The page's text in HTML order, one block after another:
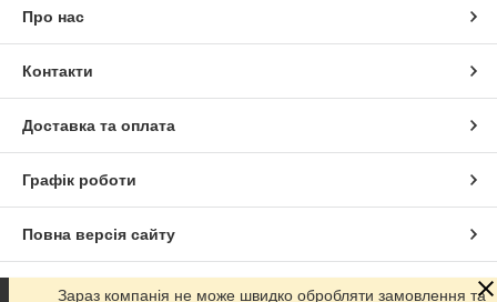
Про нас
Контакти
Доставка та оплата
Графік роботи
Повна версія сайту
Сайт створено на маркетплейсі Prom.ua
Зараз компанія не може швидко обробляти замовлення та